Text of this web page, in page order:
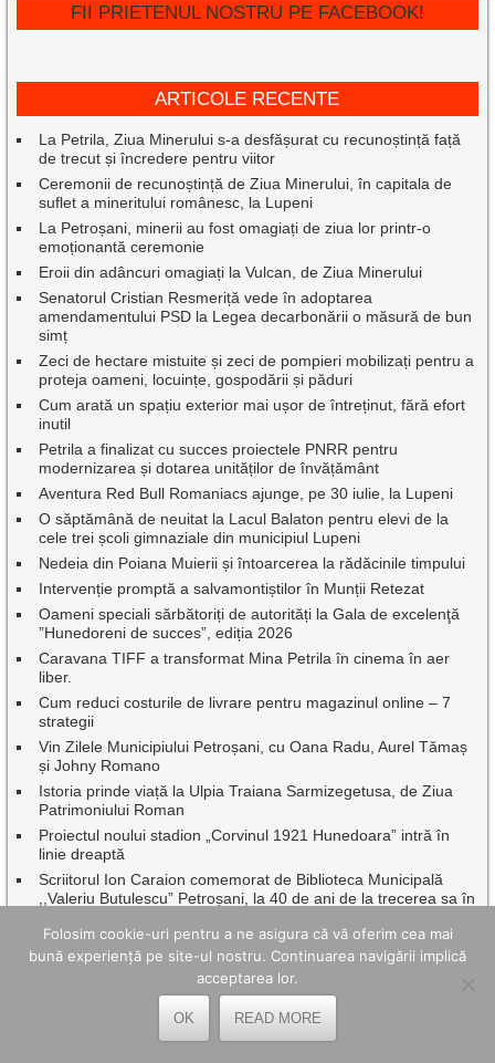
FII PRIETENUL NOSTRU PE FACEBOOK!
ARTICOLE RECENTE
La Petrila, Ziua Minerului s-a desfășurat cu recunoștință față
de trecut și încredere pentru viitor
Ceremonii de recunoștință de Ziua Minerului, în capitala de
suflet a mineritului românesc, la Lupeni
La Petroșani, minerii au fost omagiați de ziua lor printr-o
emoționantă ceremonie
Eroii din adâncuri omagiați la Vulcan, de Ziua Minerului
Senatorul Cristian Resmeriță vede în adoptarea
amendamentului PSD la Legea decarbonării o măsură de bun
simț
Zeci de hectare mistuite și zeci de pompieri mobilizați pentru a
proteja oameni, locuințe, gospodării și păduri
Cum arată un spațiu exterior mai ușor de întreținut, fără efort
inutil
Petrila a finalizat cu succes proiectele PNRR pentru
modernizarea și dotarea unităților de învățământ
Aventura Red Bull Romaniacs ajunge, pe 30 iulie, la Lupeni
O săptămână de neuitat la Lacul Balaton pentru elevi de la
cele trei școli gimnaziale din municipiul Lupeni
Nedeia din Poiana Muierii și întoarcerea la rădăcinile timpului
Intervenție promptă a salvamontiștilor în Munții Retezat
Oameni speciali sărbătoriți de autorități la Gala de excelenţă
”Hunedoreni de succes”, ediția 2026
Caravana TIFF a transformat Mina Petrila în cinema în aer
liber.
Cum reduci costurile de livrare pentru magazinul online – 7
strategii
Vin Zilele Municipiului Petroșani, cu Oana Radu, Aurel Tămaș
și Johny Romano
Istoria prinde viață la Ulpia Traiana Sarmizegetusa, de Ziua
Patrimoniului Roman
Proiectul noului stadion „Corvinul 1921 Hunedoara” intră în
linie dreaptă
Scriitorul Ion Caraion comemorat de Biblioteca Municipală
,,Valeriu Butulescu” Petroșani, la 40 de ani de la trecerea sa în
Studenții Universității din București au transformat practica de
vară într-un proiect cu impact în Geoparcul Internațional
UNESCO Țara Hațegului
Folosim cookie-uri pentru a ne asigura că vă oferim cea mai
bună experiență pe site-ul nostru. Continuarea navigării implică
acceptarea lor.
OK READ MORE